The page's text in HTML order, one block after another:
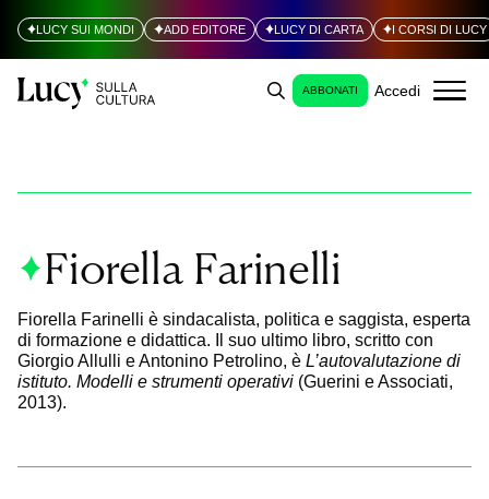
LUCY SUI MONDI ADD EDITORE LUCY DI CARTA I CORSI DI LUCY
ABBONATI Accedi
Fiorella Farinelli
Fiorella Farinelli è sindacalista, politica e saggista, esperta
di formazione e didattica. Il suo ultimo libro, scritto con
Giorgio Allulli e Antonino Petrolino, èL’autovalutazione di
istituto. Modelli e strumenti operativi (Guerini e Associati,
2013).